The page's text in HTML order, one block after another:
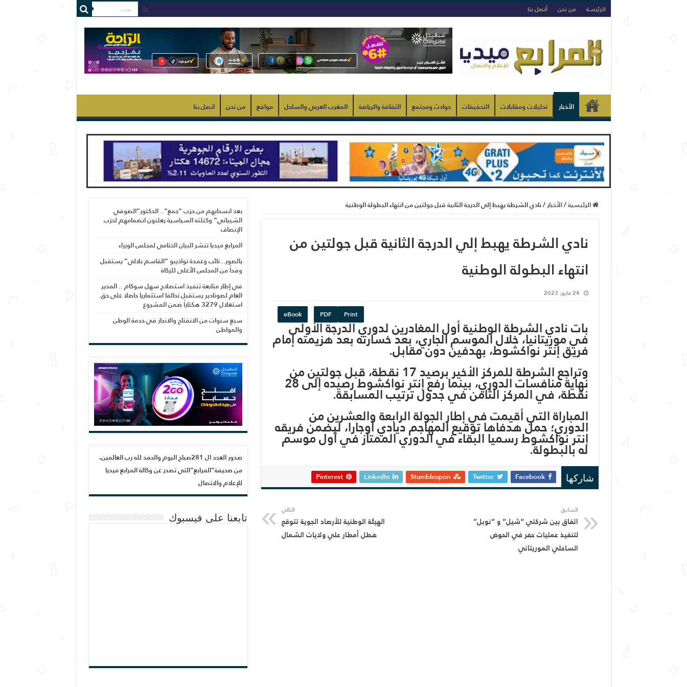
الرئيسة من نحن أتصل بنا
الأخبار تحليلات ومقابلات التحقيقات حوادث ومجتمع الثقافة والرياضة المغرب العربي والساحل مواقع من نحن اتصل بنا
الرئيسية/الأخبار/نادي الشرطة يهبط إلي الدرجة الثانية قبل جولتين من انتهاء البطولة الوطنية
نادي الشرطة يهبط إلي الدرجة الثانية قبل جولتين من
انتهاء البطولة الوطنية
24 مايو, 2023
Print
PDF
eBook
بات نادي الشرطة الوطنية أول المغادرين لدوري الدرجة الأولى
في موريتانيا، خلال الموسم الجاري، بعد خسارته بعد هزيمته إمام
فريق إنتر نواكشوط، بهدفين دون مقابل.
وتراجع الشرطة للمركز الأخير برصيد 17 نقطة، قبل جولتين من
نهاية منافسات الدوري، بينما رفع إنتر نواكشوط رصيده إلى 28
نقطة، في المركز الثامن في جدول ترتيب المسابقة.
المباراة التي أقيمت في إطار الجولة الرابعة والعشرين من
الدوري؛ حمل هدفاها توقيع المهاجم ديادي أوجارا، ليضمن فريقه
إنتر نواكشوط رسميا البقاء في الدوري الممتاز في أول موسم
له بالبطولة.
شاركها Facebook
Twitter
Stumbleupon
LinkedIn
Pinterest
السابق
اتفاق بين شركتي “شيل” و “نوبل”
لتنفيذ عمليات حفر في الحوض
الساحلي الموريتاني
التالي
الهيئة الوطنية للأرصاد الجوية تتوقع
هطل أمطار علي ولايات الشمال
بعد انسحابهم من حزب “جمع”.. الدكتور”الصوفي
الشيباني” وكتلته السياسية يعلنون انضمامهم لحزب
الإنصاف
المرابع ميديا تنشر البيان الختامي لمجلس الوزراء
بالصور.. نائب وعمدة نواذيبو “القاسم بلالي” يستقبل
وفداً من المجلس الأعلى للزكاة
في إطار متابعة تنفيذ استصلاح سهل سوكام .. المدير
العام لصونادير يستقبل تحالفا استثماريا حاصلا على حق
استغلال 3279 هكتاراً ضمن المشروع
سبع سنوات من الانفتاح والانجاز في خدمة الوطن
والمواطن
صدور العدد ال 281صباح اليوم والحمد لله رب العالمين،
من صحيفة"المرابع"التي تصدر عن وكالة المرابع ميديا
للإعلام والاتصال
تابعنا على فيسبوك